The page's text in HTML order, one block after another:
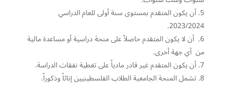
أن يكون المتقدم بمستوى سنة أولى للعام الدراسي
2023/2024.
أن لا يكون المتقدم حاصلاً على منحة دراسية أو مساعدة مالية
من أي جهة أخرى.
أن يكون المتقدم غير قادر مادياً على تغطية نفقات الدراسة.
تشمل المنحة الجامعية الطلاب الفلسطينيين إناثاً وذكوراً.